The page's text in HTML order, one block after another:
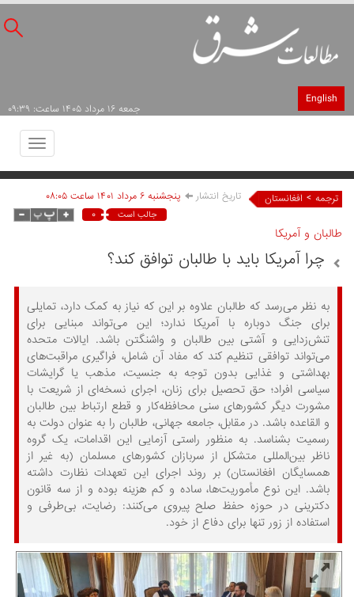
English
جمعه ۱۶ مرداد ۱۴۰۵ ساعت: ۰۹:۳۹
Toggle
ترجمه > افغانستان تاریخ انتشار پنجشنبه ۶ مرداد ۱۴۰۱ ساعت ۰۸:۰۵
جالب است ۰
طالبان و آمریکا
چرا آمریکا باید با طالبان توافق کند؟
به نظر می‌رسد که طالبان علاوه بر این که نیاز به کمک دارد، تمایلی
برای جنگ دوباره با آمریکا ندارد؛ این می‌تواند مبنایی برای
تنش‌زدایی و آشتی بین طالبان و واشنگتن باشد. ایالات متحده
می‌تواند توافقی تنظیم کند که مفاد آن شامل، فراگیری مراقبت‌های
بهداشتی و غذایی بدون توجه به جنسیت، مذهب یا گرایشات
سیاسی افراد؛ حق تحصیل برای زنان، اجرای نسخه‌ای از شریعت با
مشورت دیگر کشورهای سنی محافظه‌کار و قطع ارتباط بین طالبان
و القاعده باشد. در مقابل، جامعه جهانی، طالبان را به عنوان دولت به
رسمیت بشناسد. به منظور راستی آزمایی این اقدامات، یک گروه
ناظر بین‌المللی متشکل از سربازان کشورهای مسلمان (به غیر از
همسایگان افغانستان) بر روند اجرای این تعهدات نظارت داشته
باشد. این نوع مأموریت‌ها، ساده و کم هزینه بوده و از سه قانون
دکترینی در حوزه حفظ صلح پیروی می‌کنند: رضایت، بی‌طرفی و
استفاده از زور تنها برای دفاع از خود.